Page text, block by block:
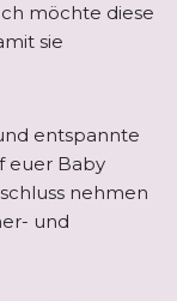
möchte diese
sie
entspannte
euer Baby
nehmen
und